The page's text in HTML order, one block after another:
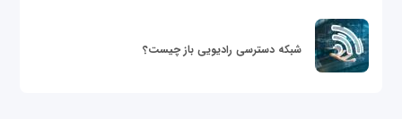
شبکه دسترسی رادیویی باز چیست؟